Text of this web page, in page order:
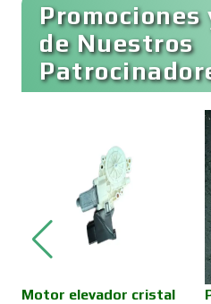
Cafeterías
Cámaras de
Camiones para
de Nuestros
Motor elevador cristal